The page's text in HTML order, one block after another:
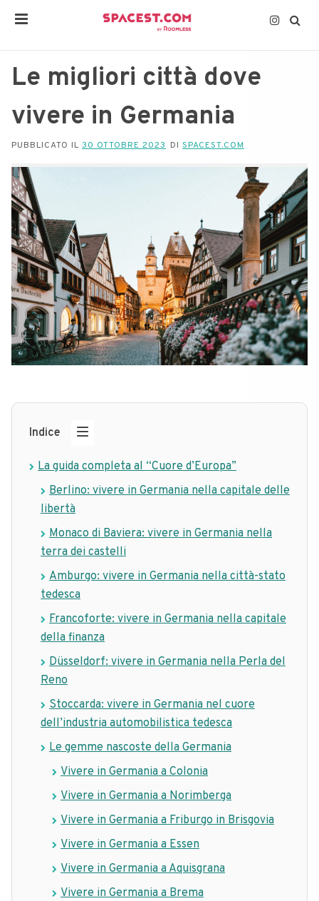
Le migliori città dove
vivere in Germania
PUBBLICATO IL 30 OTTOBRE 2023 DI SPACEST.COM
Indice
La guida completa al “Cuore d’Europa”
Berlino: vivere in Germania nella capitale delle
libertà
Monaco di Baviera: vivere in Germania nella
terra dei castelli
Amburgo: vivere in Germania nella città-stato
tedesca
Francoforte: vivere in Germania nella capitale
della finanza
Düsseldorf: vivere in Germania nella Perla del
Reno
Stoccarda: vivere in Germania nel cuore
dell’industria automobilistica tedesca
Le gemme nascoste della Germania
Vivere in Germania a Colonia
Vivere in Germania a Norimberga
Vivere in Germania a Friburgo in Brisgovia
Vivere in Germania a Essen
Vivere in Germania a Aquisgrana
Vivere in Germania a Brema